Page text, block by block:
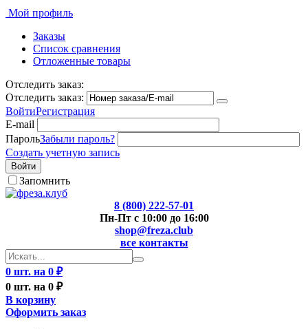
Мой профиль
Заказы
Список сравнения
Отложенные товары
Отследить заказ:
Отследить заказ:
ВойтиРегистрация
E-mail
ПарольЗабыли пароль?
Создать учетную запись
Войти
Запомнить
8 (800) 222-57-01
Пн-Пт с 10:00 до 16:00
shop@freza.club
все контакты
0 шт. на 0 ₽
0 шт. на 0 ₽
В корзину
Оформить заказ